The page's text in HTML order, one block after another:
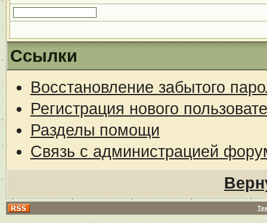
Ссылки
Восстановление забытого
Регистрация нового
Разделы помощи
Связь с администрацией